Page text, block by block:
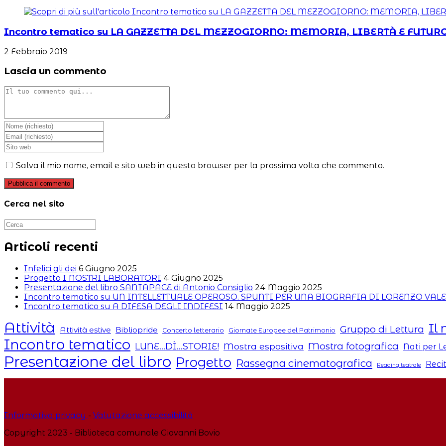
Incontro tematico su LA GAZZETTA DEL MEZZOGIORNO: MEMORIA, LIBERTÀ E
2 Febbraio 2019
Lascia un commento
Commento
Inserisci
il
tuo
nome
o
utente
per
commentare
Inserisci
il
tuo
indirizzo
per
Inserisci
l'URL
del
web
Salva il mio nome, email e sito web in questo browser per la prossima volta che commento.
Cerca nel sito
Articoli recenti
Infelici gli dei 6 Giugno 2025
Progetto I NOSTRI LABORATORI 4 Giugno 2025
Presentazione del libro SANTAPACE di Antonio Consiglio 24 Maggio 2025
Incontro tematico su UN INTELLETTUALE OPEROSO. SPUNTI PER UNA BIOGRAFIA DI LORENZO
Incontro tematico su A DIFESA DEGLI INDIFESI 14 Maggio 2025
Attività Attività estive Bibliopride Concerto letterario Giornate Europee del Patrimonio Gruppo di Lettura Il
Incontro tematico LUNE...DÌ...STORIE! Mostra espositiva Mostra fotografica Nati per
Presentazione del libro Progetto Rassegna cinematografica Reading teatrale
Informativa privacy - Valutazione accessibilità
Copyright 2023 - Biblioteca comunale Giovanni Bovio